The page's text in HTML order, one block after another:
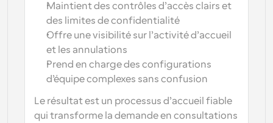
Maintient des contrôles d’accès clairs et
des limites de confidentialité
Offre une visibilité sur l’activité d’accueil
et les annulations
Prend en charge des configurations
d’équipe complexes sans confusion
Le résultat est un processus d’accueil fiable
qui transforme la demande en consultations